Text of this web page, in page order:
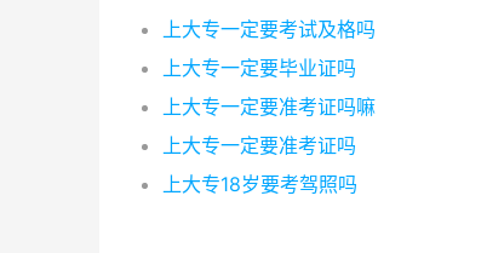
上大专一定要考试及格吗
上大专一定要毕业证吗
上大专一定要准考证吗嘛
上大专一定要准考证吗
上大专18岁要考驾照吗